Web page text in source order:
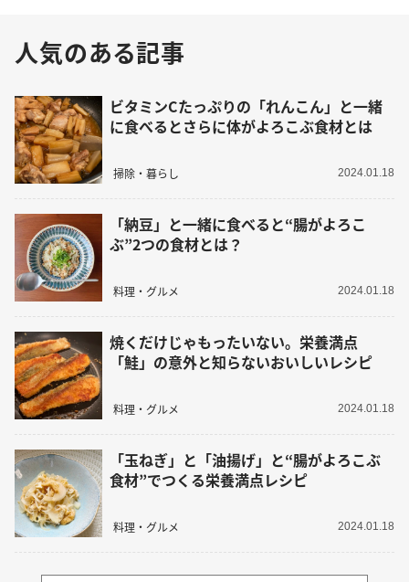
人気のある記事
ビタミンCたっぷりの「れんこん」と一緒
に食べるとさらに体がよろこぶ食材とは
掃除・暮らし 2024.01.18
「納豆」と一緒に食べると“腸がよろこ
ぶ”2つの食材とは？
料理・グルメ 2024.01.18
焼くだけじゃもったいない。栄養満点
「鮭」の意外と知らないおいしいレシピ
料理・グルメ 2024.01.18
「玉ねぎ」と「油揚げ」と“腸がよろこぶ
食材”でつくる栄養満点レシピ
料理・グルメ 2024.01.18